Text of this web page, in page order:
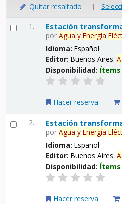
Quitar resaltado |
1. Estación
porAgua y Energía
Idioma:Español
Editor:Buenos Aires:
Disponibilidad:
Hacer reserva
2. Estación
porAgua y Energía
Idioma:Español
Editor:Buenos Aires:
Disponibilidad:
Hacer reserva